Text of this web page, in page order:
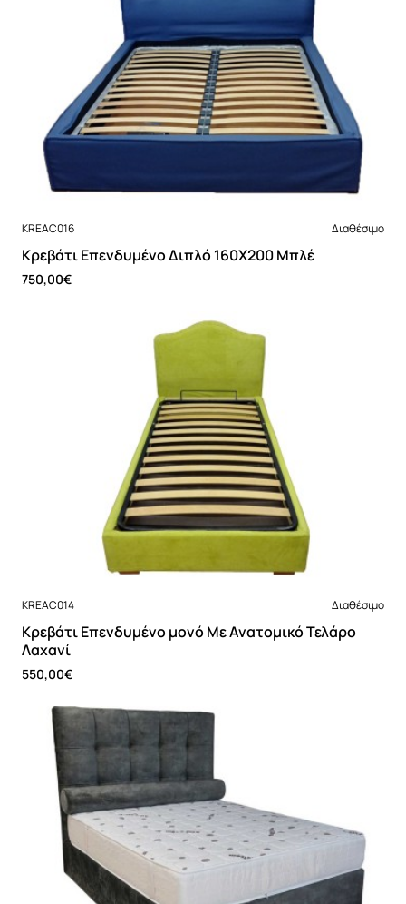
Νέο
KREAC016 Διαθέσιμο
Κρεβάτι Επενδυμένο Διπλό 160Χ200 Μπλέ
750,00€
Νέο
KREAC014 Διαθέσιμο
Κρεβάτι Επενδυμένο μονό Με Ανατομικό Τελάρο
Λαχανί
550,00€